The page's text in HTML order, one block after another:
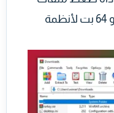
قوي ومتوفر كإصدارات 32 بت و 64 بت لأنظمة